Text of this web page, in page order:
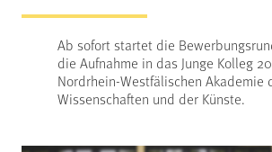
Ab sofort startet die
die Aufnahme in das Junge Kolleg
Nordrhein-Westfälischen Akademie
Wissenschaften und der Künste.